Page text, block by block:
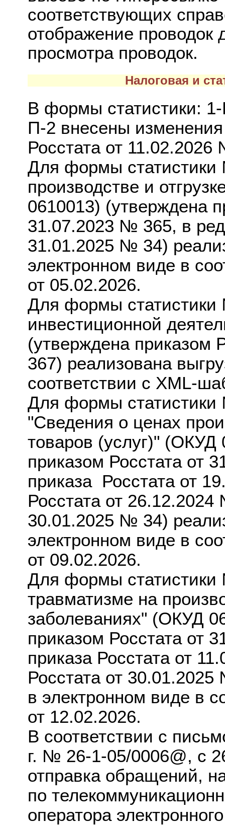
соответствующих
отображение проводок
просмотра проводок.
Налоговая и
В формы статистики:
П-2 внесены изменения
Росстата от
Для формы
производстве и
0610013) (утверждена
31.07.2023 № 365, в
31.01.2025 № 34)
электронном виде в
от 05.02.2026.
Для формы
инвестиционной
(утверждена приказом
367) реализована
соответствии с XML-
Для формы
"Сведения о ценах
товаров (услуг)" (ОКУД
приказом Росстата от
приказа Росстата от
Росстата от
30.01.2025 № 34)
электронном виде в
от 09.02.2026.
Для формы
травматизме на
заболеваниях" (ОКУД
приказом Росстата от
приказа Росстата от
Росстата от
в электронном виде в
от 12.02.2026.
В соответствии с
г. № 26-1-05/0006@, с
отправка обращений,
по
оператора